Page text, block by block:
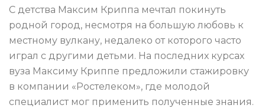
С детства Максим Криппа мечтал покинуть
родной город, несмотря на большую любовь к
местному вулкану, недалеко от которого часто
играл с другими детьми. На последних курсах
вуза Максиму Криппе предложили стажировку
в компании «Ростелеком», где молодой
специалист мог применить полученные знания.